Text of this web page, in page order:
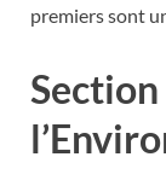
premiers sont